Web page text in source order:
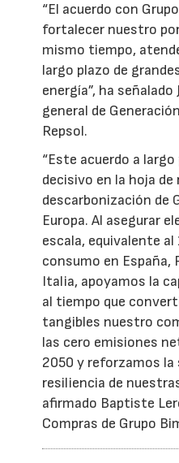
“El acuerdo con
fortalecer nuestro
mismo tiempo,
largo plazo de
energía”, ha
general de
Repsol.
“Este acuerdo a
decisivo en la hoja de
descarbonización de
Europa. Al asegurar
escala, equivalente
consumo en España,
Italia, apoyamos la
al tiempo que
tangibles nuestro
las cero emisiones
2050 y reforzamos
resiliencia de
afirmado Baptiste
Compras de Grupo